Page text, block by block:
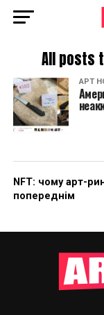
All posts
АРТ
NFT: чому арт-
попереднім